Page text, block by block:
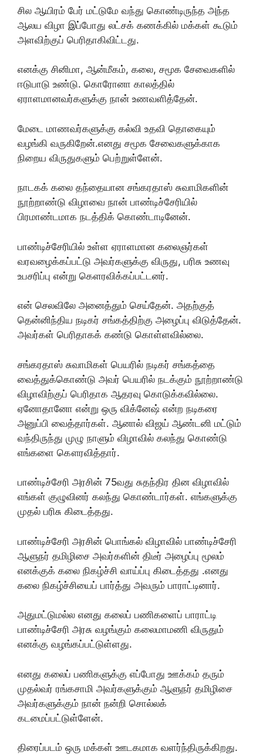
சில ஆயிரம் பேர் மட்டுமே வந்து கொண்டிருந்த அந்த
ஆலய விழா இப்போது லட்சக் கணக்கில் மக்கள் கூடும்
அளவிற்குப் பெரிதாகிவிட்டது.
எனக்கு சினிமா, ஆன்மீகம், கலை, சமூக சேவைகளில்
ஈடுபாடு உண்டு. கொரோனா காலத்தில்
ஏராளமானவர்களுக்கு நான் உணவளித்தேன்.
மேடை மாணவர்களுக்கு கல்வி உதவி தொகையும்
வழங்கி வருகிறேன்.எனது சமூக சேவைகளுக்காக
நிறைய விருதுகளும் பெற்றுள்ளேன்.
நாடகக் கலை தந்தையான சங்கரதாஸ் சுவாமிகளின்
நூற்றாண்டு விழாவை நான் பாண்டிச்சேரியில்
பிரமாண்டமாக நடத்திக் கொண்டாடினேன்.
பாண்டிச்சேரியில் உள்ள ஏராளமான கலைஞர்கள்
வரவழைக்கப்பட்டு அவர்களுக்கு விருது, பரிசு உணவு
உபசரிப்பு என்று கெளரவிக்கப்பட்டனர்.
என் செலவிலே அனைத்தும் செய்தேன். அதற்குத்
தென்னிந்திய நடிகர் சங்கத்திற்கு அழைப்பு விடுத்தேன்.
அவர்கள் பெரிதாகக் கண்டு கொள்ளவில்லை.
சங்கரதாஸ் சுவாமிகள் பெயரில் நடிகர் சங்கத்தை
வைத்துக்கொண்டு அவர் பெயரில் நடக்கும் நூற்றாண்டு
விழாவிற்குப் பெரிதாக ஆதரவு கொடுக்கவில்லை.
ஏனோதானோ என்று ஒரு விக்னேஷ் என்ற நடிகரை
அனுப்பி வைத்தார்கள். ஆனால் விஜய் ஆண்டனி மட்டும்
வந்திருந்து முழு நாளும் விழாவில் கலந்து கொண்டு
எங்களை கௌரவித்தார்.
பாண்டிச்சேரி அரசின் 75வது சுதந்திர தின விழாவில்
எங்கள் குழுவினர் கலந்து கொண்டார்கள். எங்களுக்கு
முதல் பரிசு கிடைத்தது.
பாண்டிச்சேரி அரசின் பொங்கல் விழாவில் பாண்டிச்சேரி
ஆளுநர் தமிழிசை அவர்களின் திடீர் அழைப்பு மூலம்
எனக்குக் கலை நிகழ்ச்சி வாய்ப்பு கிடைத்தது .எனது
கலை நிகழ்ச்சியைப் பார்த்து அவரும் பாராட்டினார்.
அதுமட்டுமல்ல எனது கலைப் பணிகளைப் பாராட்டி
பாண்டிச்சேரி அரசு வழங்கும் கலைமாமணி விருதும்
எனக்கு வழங்கப்பட்டுள்ளது.
எனது கலைப் பணிகளுக்கு எப்போது ஊக்கம் தரும்
முதல்வர் ரங்கசாமி அவர்களுக்கும் ஆளுநர் தமிழிசை
அவர்களுக்கும் நான் நன்றி சொல்லக்
கடமைப்பட்டுள்ளேன்.
திரைப்படம் ஒரு மக்கள் ஊடகமாக வளர்ந்திருக்கிறது.